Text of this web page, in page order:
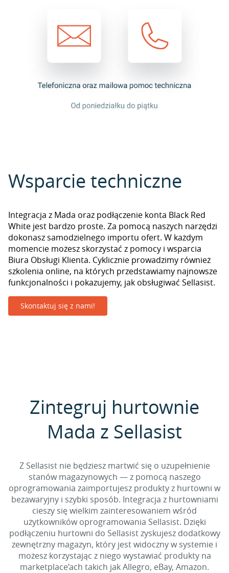
Wsparcie techniczne
Integracja z Mada oraz podłączenie konta Black Red
White jest bardzo proste. Za pomocą naszych narzędzi
dokonasz samodzielnego importu ofert. W każdym
momencie możesz skorzystać z pomocy i wsparcia
Biura Obsługi Klienta. Cyklicznie prowadzimy również
szkolenia online, na których przedstawiamy najnowsze
funkcjonalności i pokazujemy, jak obsługiwać Sellasist.
Skontaktuj się z nami!
Zintegruj hurtownie
Mada z Sellasist
Z Sellasist nie będziesz martwić się o uzupełnienie
stanów magazynowych — z pomocą naszego
oprogramowania zaimportujesz produkty z hurtowni w
bezawaryjny i szybki sposób. Integracja z hurtowniami
cieszy się wielkim zainteresowaniem wśród
użytkowników oprogramowania Sellasist. Dzięki
podłączeniu hurtowni do Sellasist zyskujesz dodatkowy
zewnętrzny magazyn, który jest widoczny w systemie i
możesz korzystając z niego wystawiać produkty na
marketplace’ach takich jak Allegro, eBay, Amazon.